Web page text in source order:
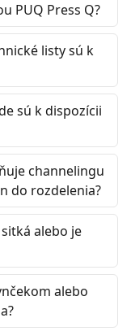
PUQ Press Q?
listy sú k
sú k dispozícii
channelingu
do rozdelenia?
alebo je
alebo